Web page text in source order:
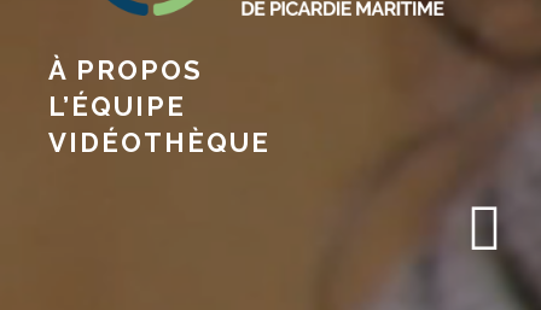
À PROPOS
L’ÉQUIPE
VIDÉOTHÈQUE